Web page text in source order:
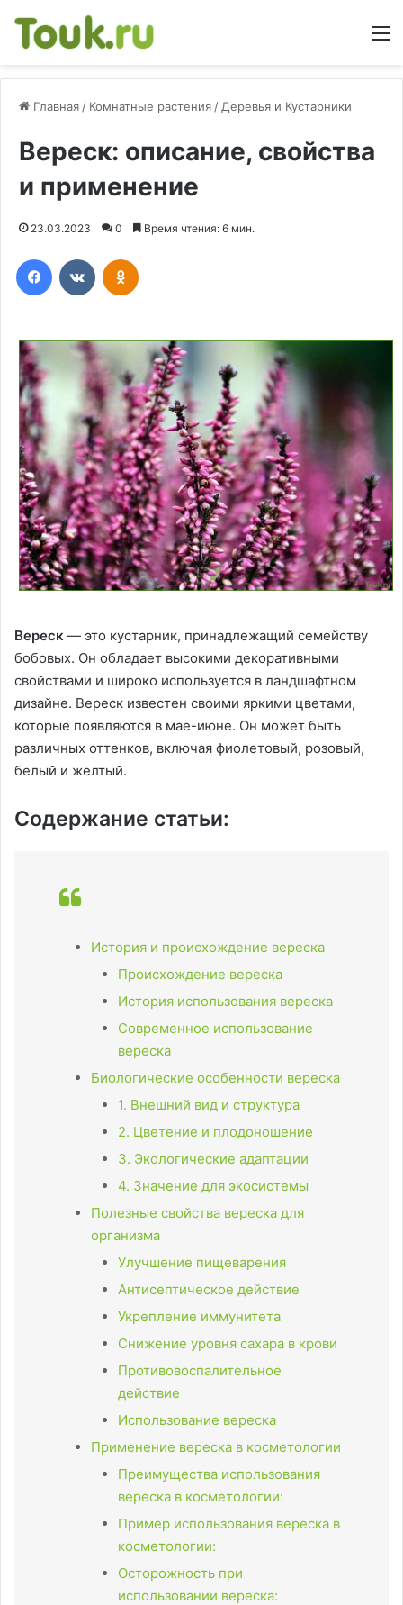
Главная / Комнатные растения / Деревья и Кустарники
Вереск: описание, свойства
и применение
23.03.2023 0 Время чтения: 6 мин.
Вереск — это кустарник, принадлежащий семейству
бобовых. Он обладает высокими декоративными
свойствами и широко используется в ландшафтном
дизайне. Вереск известен своими яркими цветами,
которые появляются в мае-июне. Он может быть
различных оттенков, включая фиолетовый, розовый,
белый и желтый.
Содержание статьи:
История и происхождение вереска
Происхождение вереска
История использования вереска
Современное использование
вереска
Биологические особенности вереска
1. Внешний вид и структура
2. Цветение и плодоношение
3. Экологические адаптации
4. Значение для экосистемы
Полезные свойства вереска для
организма
Улучшение пищеварения
Антисептическое действие
Укрепление иммунитета
Снижение уровня сахара в крови
Противовоспалительное
действие
Использование вереска
Применение вереска в косметологии
Преимущества использования
вереска в косметологии:
Пример использования вереска в
косметологии:
Осторожность при
использовании вереска: